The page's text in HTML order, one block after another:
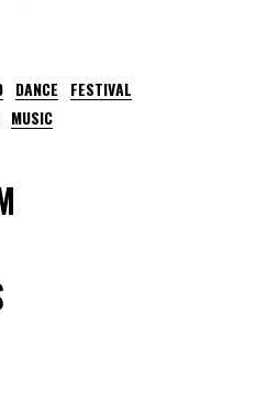
DANCE
FESTIVAL
MUSIC